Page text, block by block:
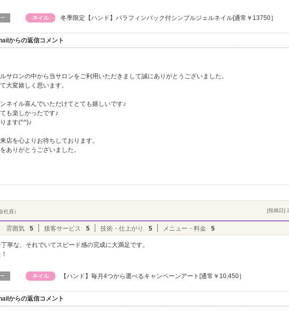
冬季限定【ハンド】パラフィンパック付シンプルジェルネイル[通常￥13750］
からの返信コメント
サロンの中から当サロンをご利用いただきまして誠にありがとうございました。
大変嬉しく思います。
ネイル喜んでいただけてとても嬉しいです♪
も楽しかったです♪
ます(^^)♪
店を心よりお待ちしております。
ありがとうございました。
社員） [投稿日]
雰囲気 5 接客サービス 5 技術・仕上がり 5 メニュー・料金 5
寧な、それでいてスピード感の完成に大満足です。
【ハンド】毎月4つから選べるキャンペーンアート[通常￥10,450］
からの返信コメント